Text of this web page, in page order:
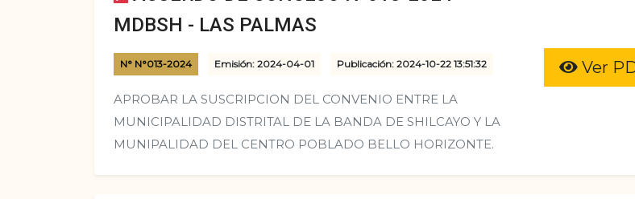
MDBSH - LAS PALMAS
N° N°013-2024 Emisión: 2024-04-01 Publicación: 2024-10-22 13:51:32
APROBAR LA SUSCRIPCION DEL CONVENIO ENTRE LA
MUNICIPALIDAD DISTRITAL DE LA BANDA DE SHILCAYO Y LA
MUNIPALIDAD DEL CENTRO POBLADO BELLO HORIZONTE.
Ver